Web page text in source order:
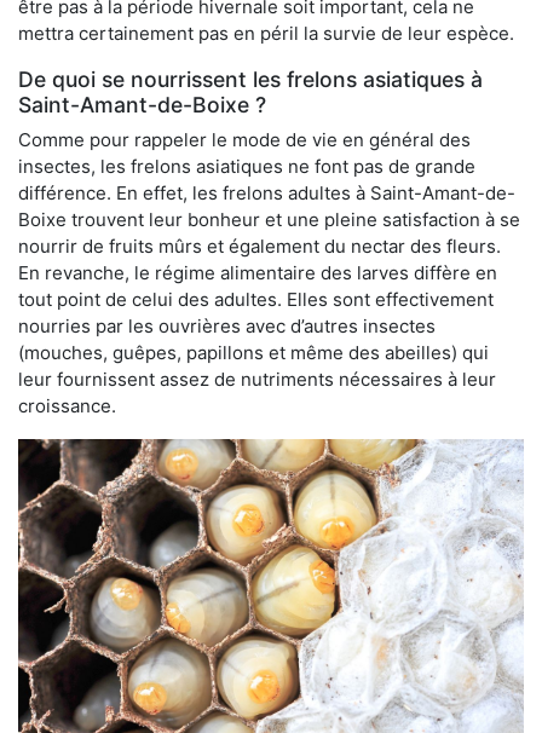
être pas à la période hivernale soit important, cela ne
mettra certainement pas en péril la survie de leur espèce.
De quoi se nourrissent les frelons asiatiques à
Saint-Amant-de-Boixe ?
Comme pour rappeler le mode de vie en général des
insectes, les frelons asiatiques ne font pas de grande
différence. En effet, les frelons adultes à Saint-Amant-de-
Boixe trouvent leur bonheur et une pleine satisfaction à se
nourrir de fruits mûrs et également du nectar des fleurs.
En revanche, le régime alimentaire des larves diffère en
tout point de celui des adultes. Elles sont effectivement
nourries par les ouvrières avec d’autres insectes
(mouches, guêpes, papillons et même des abeilles) qui
leur fournissent assez de nutriments nécessaires à leur
croissance.